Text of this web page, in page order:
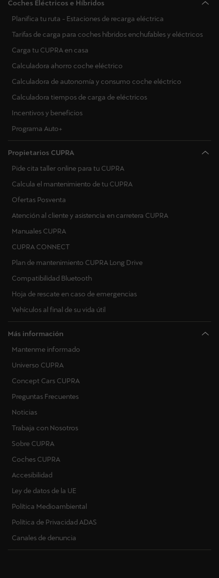
Polonia
Portugal
Rumanía
Serbia
Suecia
Ucrania
Coches Eléctricos e Híbridos
Planifica tu ruta - Estaciones de recarga eléctrica
Tarifas de carga para coches híbridos enchufables y eléctricos
Carga tu CUPRA en casa
Calculadora ahorro coche eléctrico
Calculadora de autonomía y consumo coche eléctrico
Calculadora tiempos de carga de eléctricos
Incentivos y beneficios
Programa Auto+
Propietarios CUPRA
Pide cita taller online para tu CUPRA
Calcula el mantenimiento de tu CUPRA
Ofertas Posventa
Atención al cliente y asistencia en carretera CUPRA
Manuales CUPRA
CUPRA CONNECT
Plan de mantenimiento CUPRA Long Drive
Compatibilidad Bluetooth
Hoja de rescate en caso de emergencias
Vehículos al final de su vida útil
Más información
Mantenme informado
Universo CUPRA
Concept Cars CUPRA
Preguntas Frecuentes
Noticias
Trabaja con Nosotros
Sobre CUPRA
Coches CUPRA
Accesibilidad
Ley de datos de la UE
Política Medioambiental
Política de Privacidad ADAS
Canales de denuncia